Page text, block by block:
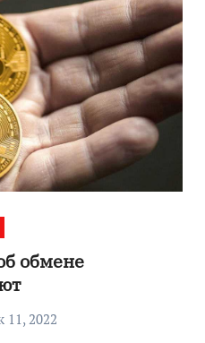
обмене
11, 2022